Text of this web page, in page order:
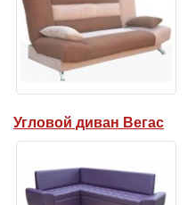
Угловой диван Вегас